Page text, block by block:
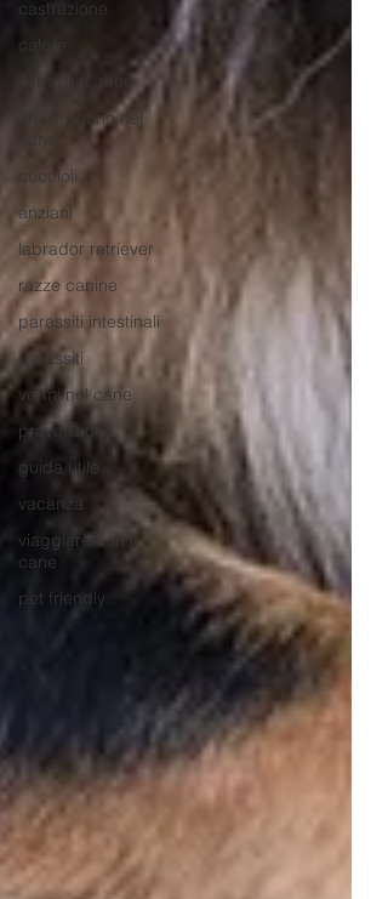
castrazione
calore
vermi nel gatto
ore di sonno nel
cuccioli
anziani
labrador retriever
razze canine
parassiti intestinali
parassiti
vermi nel cane
prevenzione
guida utile
vacanza
viaggiare con il
cane
pet friendly